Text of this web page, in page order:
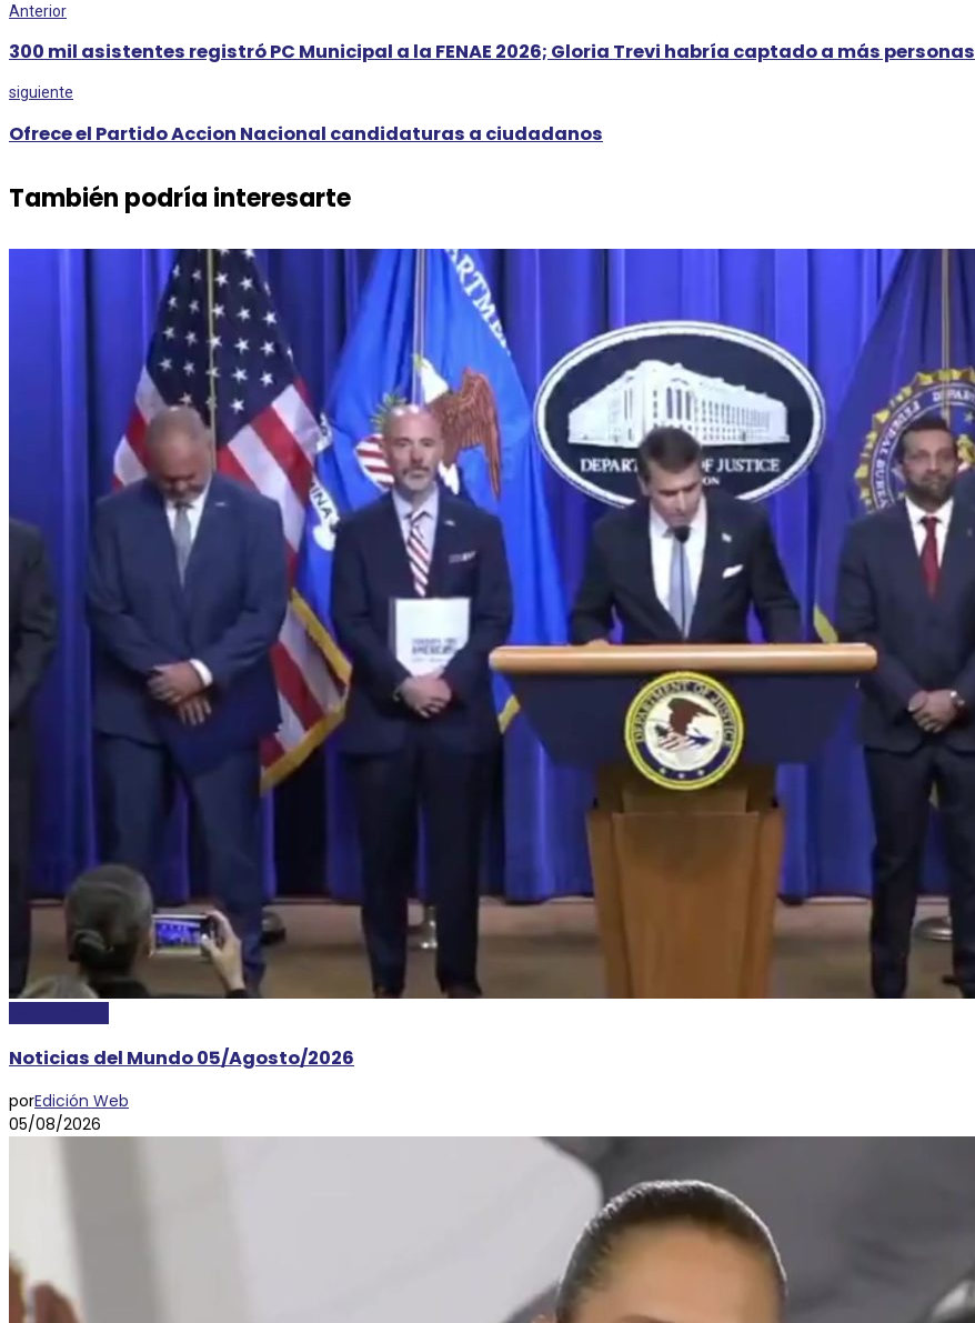
Anterior
300 mil asistentes registró PC Municipal a la FENAE 2026; Gloria Trevi habría captado a más personas
siguiente
Ofrece el Partido Accion Nacional candidaturas a ciudadanos
También podría interesarte
Noticias del Mundo 05/Agosto/2026
porEdición Web
05/08/2026